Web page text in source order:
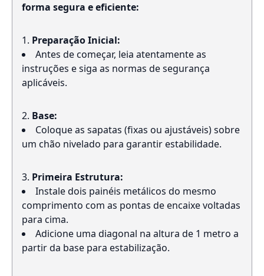
forma segura e eficiente:
Preparação Inicial:
Antes de começar, leia atentamente as
instruções e siga as normas de segurança
aplicáveis.
Base:
Coloque as sapatas (fixas ou ajustáveis) sobre
um chão nivelado para garantir estabilidade.
Primeira Estrutura:
Instale dois painéis metálicos do mesmo
comprimento com as pontas de encaixe voltadas
para cima.
Adicione uma diagonal na altura de 1 metro a
partir da base para estabilização.